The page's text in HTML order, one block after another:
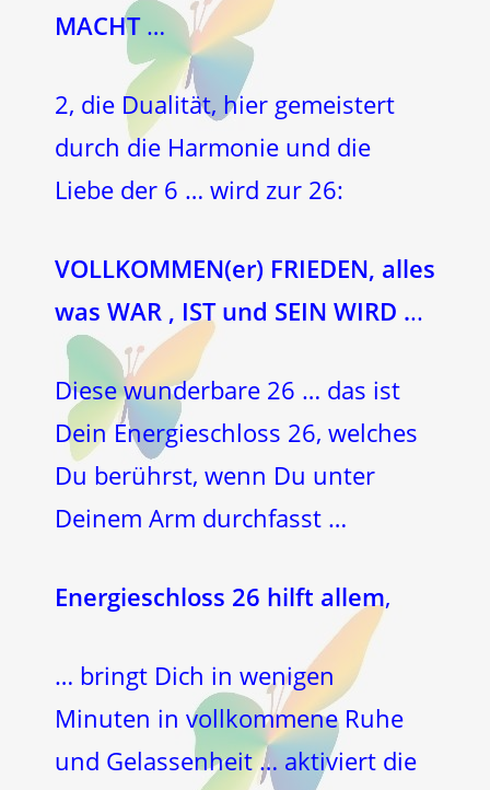
MACHT…
2, die Dualität, hier gemeistert
durch die Harmonie und die
Liebe der 6 … wird zur 26:
VOLLKOMMEN(er) FRIEDEN, alles
was WAR , IST und SEIN WIRD ...
Diese wunderbare 26 … das ist
Dein Energieschloss 26, welches
Du berührst, wenn Du unter
Deinem Arm durchfasst …
Energieschloss 26 hilft allem,
… bringt Dich in wenigen
Minuten in vollkommene Ruhe
und Gelassenheit … aktiviert die